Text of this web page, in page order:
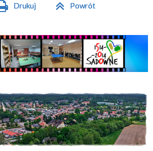
Drukuj Powrót